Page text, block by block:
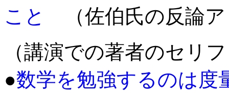
こと
（佐伯氏の反論ア
（講演での著者のセリ
●数学を勉強するのは度